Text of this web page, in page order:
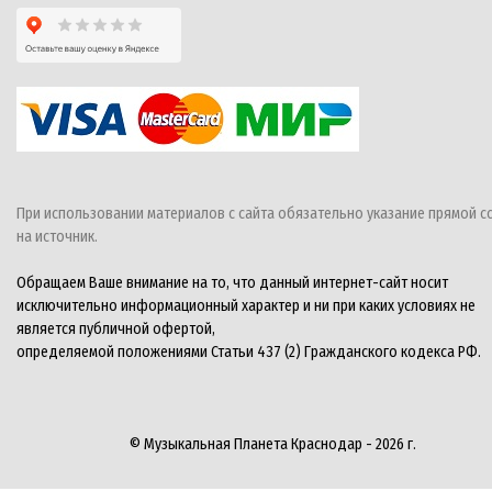
При использовании материалов с сайта обязательно указание прямой
на источник.
Обращаем Ваше внимание на то, что данный интернет-сайт носит
исключительно информационный характер и ни при каких условиях не
является публичной офертой,
определяемой положениями Статьи 437 (2) Гражданского кодекса РФ.
© Музыкальная Планета Краснодар - 2026 г.